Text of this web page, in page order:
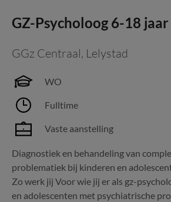
GZ-Psycholoog 6-18 jaar
GGz Centraal, Lelystad
WO
Fulltime
Vaste aanstelling
Diagnostiek en behandeling van
problematiek bij kinderen en
Zo werk jij Voor wie jij er als gz-
en adolescenten met psychiatrische